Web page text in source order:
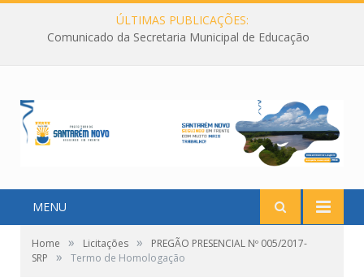
ÚLTIMAS PUBLICAÇÕES:
Comunicado da Secretaria Municipal de Educação
MENU
Home » Licitações »
PREGÃO PRESENCIAL Nº 005/2017-
SRP
» Termo de Homologação